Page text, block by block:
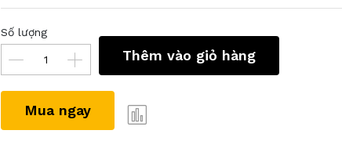
Số lượng
Thêm vào giỏ hàng
Mua ngay